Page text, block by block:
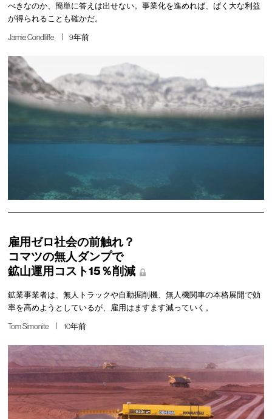
べきなのか、簡単に答えは出せない。事業化を進めれば、ばく大な利益
が得られることも確かだ。
Jamie Condliffe 9年前
雇用ゼロ社会の前触れ？
コマツの無人ダンプで
鉱山運用コスト15％削減
鉱業事業者は、無人トラックや自動掘削機、無人機関車の本格展開で効
率を高めようとしているが、雇用はますます減っていく。
Tom Simonite 10年前